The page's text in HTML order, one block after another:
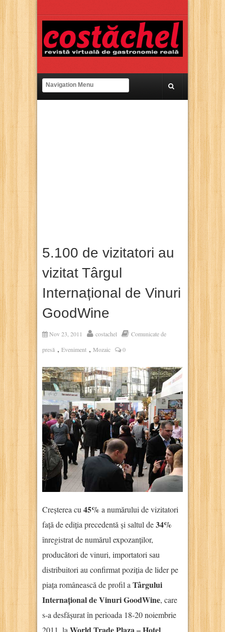
5.100 de vizitatori au
vizitat Târgul
Internațional de Vinuri
GoodWine
Nov 23, 2011 costachel
Comunicate de
presă , Eveniment , Mozaic 0
Creșterea cu 45% a numărului de vizitatori
față de ediția precedentă și saltul de34%
înregistrat de numărul expozanților,
producători de vinuri, importatori sau
distribuitori au confirmat poziția de lider pe
piața românească de profil a Târgului
Internațional de Vinuri GoodWine, care
s-a desfășurat în perioada 18-20 noiembrie
2011, la World Trade Plaza – Hotel